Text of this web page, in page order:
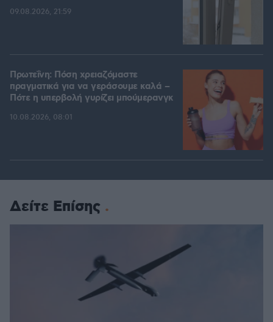
09.08.2026, 21:59
Πρωτεΐνη: Πόση χρειαζόμαστε
πραγματικά για να γεράσουμε καλά –
Πότε η υπερβολή γυρίζει μπούμερανγκ
10.08.2026, 08:01
Δείτε Επίσης